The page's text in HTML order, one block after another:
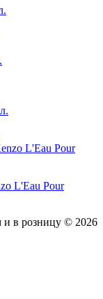
L'Eau Pour
и в розницу © 2026